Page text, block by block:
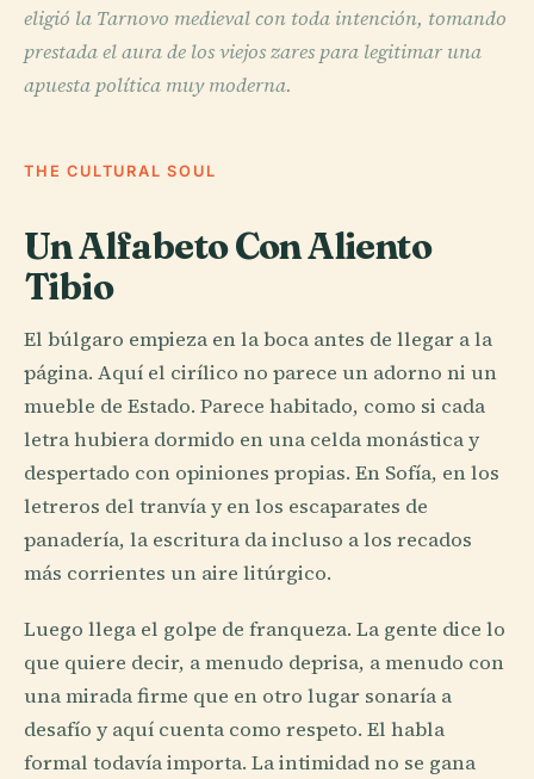
eligió la Tarnovo medieval con toda intención, tomando
prestada el aura de los viejos zares para legitimar una
apuesta política muy moderna.
THE CULTURAL SOUL
Un Alfabeto Con Aliento
Tibio
El búlgaro empieza en la boca antes de llegar a la
página. Aquí el cirílico no parece un adorno ni un
mueble de Estado. Parece habitado, como si cada
letra hubiera dormido en una celda monástica y
despertado con opiniones propias. En Sofía, en los
letreros del tranvía y en los escaparates de
panadería, la escritura da incluso a los recados
más corrientes un aire litúrgico.
Luego llega el golpe de franqueza. La gente dice lo
que quiere decir, a menudo deprisa, a menudo con
una mirada firme que en otro lugar sonaría a
desafío y aquí cuenta como respeto. El habla
formal todavía importa. La intimidad no se gana